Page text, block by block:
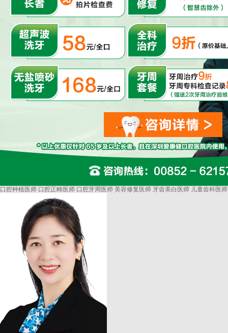
口腔种植医师 口腔正畸医师 口腔牙周医师 美容修复医师 牙齿美白医师 儿童齿科医师